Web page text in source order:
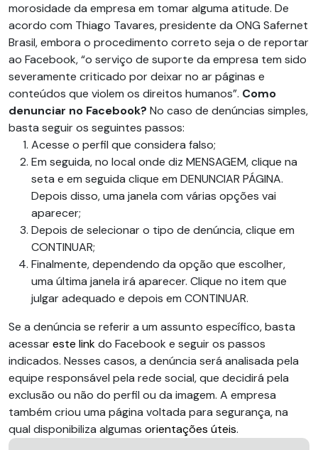
morosidade da empresa em tomar alguma atitude. De
acordo com Thiago Tavares, presidente da ONG Safernet
Brasil, embora o procedimento correto seja o de reportar
ao Facebook, “o serviço de suporte da empresa tem sido
severamente criticado por deixar no ar páginas e
conteúdos que violem os direitos humanos”. Como
denunciar no Facebook? No caso de denúncias simples,
basta seguir os seguintes passos:
Acesse o perfil que considera falso;
Em seguida, no local onde diz MENSAGEM, clique na
seta e em seguida clique em DENUNCIAR PÁGINA.
Depois disso, uma janela com várias opções vai
aparecer;
Depois de selecionar o tipo de denúncia, clique em
CONTINUAR;
Finalmente, dependendo da opção que escolher,
uma última janela irá aparecer. Clique no item que
julgar adequado e depois em CONTINUAR.
Se a denúncia se referir a um assunto específico, basta
acessareste linkdo Facebook e seguir os passos
indicados. Nesses casos, a denúncia será analisada pela
equipe responsável pela rede social, que decidirá pela
exclusão ou não do perfil ou da imagem. A empresa
também criou uma página voltada para segurança, na
qual disponibiliza algumas orientações úteis.